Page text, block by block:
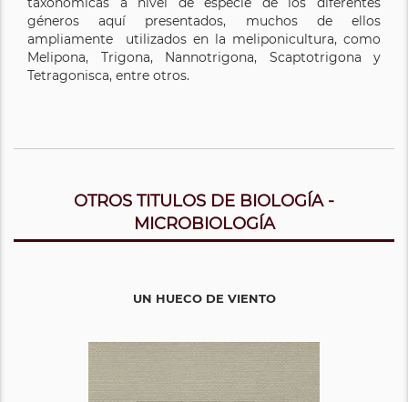
géneros aquí presentados, muchos de ellos
ampliamente utilizados en la meliponicultura, como
Melipona, Trigona, Nannotrigona, Scaptotrigona y
Tetragonisca, entre otros.
OTROS TITULOS DE BIOLOGÍA -
MICROBIOLOGÍA
UN HUECO DE VIENTO